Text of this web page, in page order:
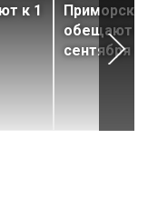
к 1
обещают
сентября